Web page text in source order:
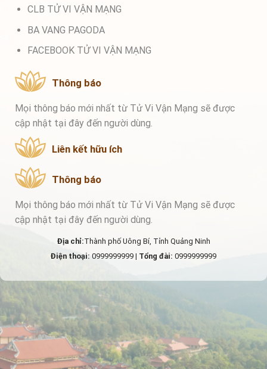
CLB TỬ VI VẬN MẠNG
BA VANG PAGODA
FACEBOOK TỬ VI VẬN MẠNG
Thông báo
Mọi thông báo mới nhất từ Tử Vi Vận Mạng sẽ được
cập nhật tại đây đến người dùng.
Liên kết hữu ích
Thông báo
Mọi thông báo mới nhất từ Tử Vi Vận Mạng sẽ được
cập nhật tại đây đến người dùng.
Địa chỉ:Thành phố Uông Bí, Tỉnh Quảng Ninh
Điện thoại: 0999999999 | Tổng đài: 0999999999